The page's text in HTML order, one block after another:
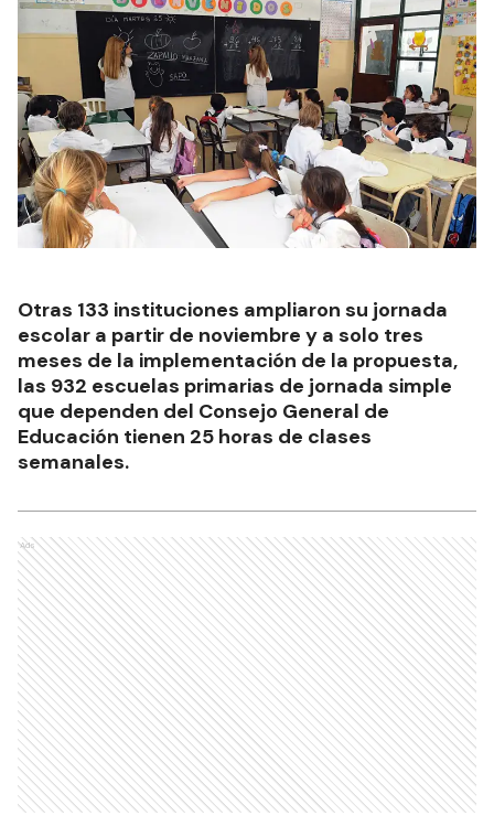
Otras 133 instituciones ampliaron su jornada
escolar a partir de noviembre y a solo tres
meses de la implementación de la propuesta,
las 932 escuelas primarias de jornada simple
que dependen del Consejo General de
Educación tienen 25 horas de clases
semanales.
Ads